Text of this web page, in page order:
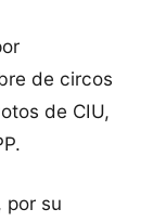
de circos
de CIU,
por su